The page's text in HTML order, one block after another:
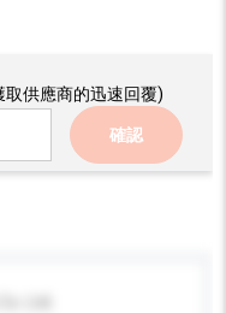
供應商的迅速回覆)
確認